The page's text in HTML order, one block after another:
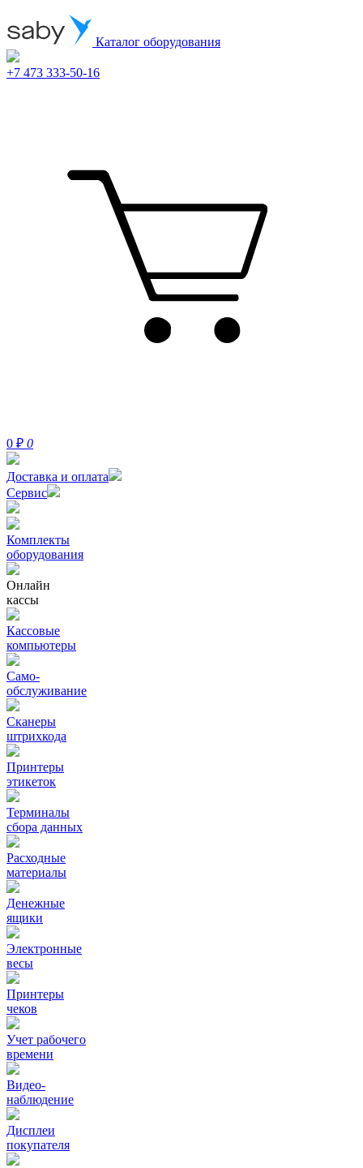
Каталог оборудования
+7 473 333-50-16
0 ₽ 0
Доставка и оплата
Сервис
Комплекты
оборудования
Онлайн
кассы
Кассовые
компьютеры
Само-
обслуживание
Сканеры
штрихкода
Принтеры
этикеток
Терминалы
сбора данных
Расходные
материалы
Денежные
ящики
Электронные
весы
Принтеры
чеков
Учет рабочего
времени
Видео‑
наблюдение
Дисплеи
покупателя